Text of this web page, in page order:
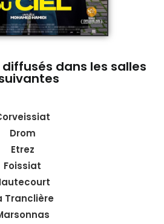
dans les salles
Drom
Etrez
Foissiat
Tranclière